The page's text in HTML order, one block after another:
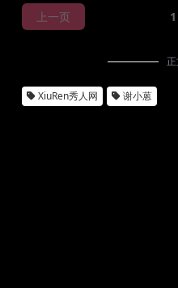
上一页 1
XiuRen秀人网 谢小蒽